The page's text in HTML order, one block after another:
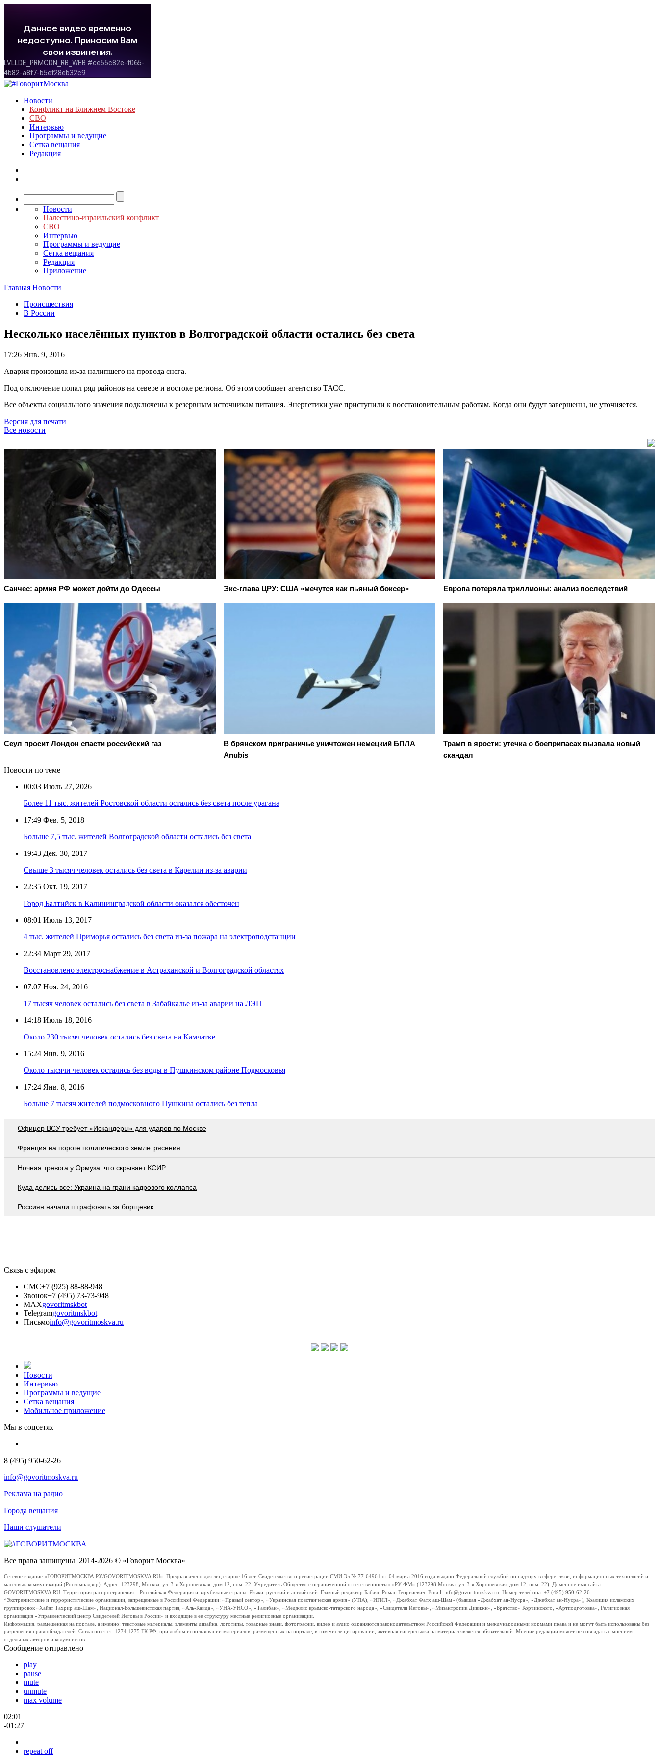
Новости
Конфликт на Ближнем Востоке
СВО
Интервью
Программы и ведущие
Сетка вещания
Редакция
Новости
Палестино-израильский конфликт
СВО
Интервью
Программы и ведущие
Сетка вещания
Редакция
Приложение
Главная Новости
Происшествия
В России
Несколько населённых пунктов в Волгоградской области остались без света
17:26 Янв. 9, 2016
Авария произошла из-за налипшего на провода снега.
Под отключение попал ряд районов на севере и востоке региона. Об этом сообщает агентство ТАСС.
Все объекты социального значения подключены к резервным источникам питания. Энергетики уже приступили к восстановительным работам. Когда они будут завершены, не уточняется.
Версия для печати
Все новости
Санчес: армия РФ может дойти до Одессы Экс-глава ЦРУ: США «мечутся как пьяный боксер» Европа потеряла триллионы: анализ последствий
Сеул просит Лондон спасти российский газ
В брянском приграничье уничтожен немецкий БПЛА
Anubis
Трамп в ярости: утечка о боеприпасах вызвала новый
скандал
Новости по теме
00:03 Июль 27, 2026
Более 11 тыс. жителей Ростовской области остались без света после урагана
17:49 Фев. 5, 2018
Больше 7,5 тыс. жителей Волгоградской области остались без света
19:43 Дек. 30, 2017
Свыше 3 тысяч человек остались без света в Карелии из-за аварии
22:35 Окт. 19, 2017
Город Балтийск в Калининградской области оказался обесточен
08:01 Июль 13, 2017
4 тыс. жителей Приморья остались без света из-за пожара на электроподстанции
22:34 Март 29, 2017
Восстановлено электроснабжение в Астраханской и Волгоградской областях
07:07 Ноя. 24, 2016
17 тысяч человек остались без света в Забайкалье из-за аварии на ЛЭП
14:18 Июль 18, 2016
Около 230 тысяч человек остались без света на Камчатке
15:24 Янв. 9, 2016
Около тысячи человек остались без воды в Пушкинском районе Подмосковья
17:24 Янв. 8, 2016
Больше 7 тысяч жителей подмосковного Пушкина остались без тепла
Офицер ВСУ требует «Искандеры» для ударов по Москве
Франция на пороге политического землетрясения
Ночная тревога у Ормуза: что скрывает КСИР
Куда делись все: Украина на грани кадрового коллапса
Россиян начали штрафовать за борщевик
Связь с эфиром
СМС+7 (925) 88-88-948
Звонок+7 (495) 73-73-948
MAXgovoritmskbot
Telegramgovoritmskbot
Письмоinfo@govoritmoskva.ru
Новости
Интервью
Программы и ведущие
Сетка вещания
Мобильное приложение
Мы в соцсетях
8 (495) 950-62-26
info@govoritmoskva.ru
Реклама на радио
Города вещания
Наши слушатели
Все права защищены. 2014-2026 © «Говорит Москва»
Сетевое издание «ГОВОРИТМОСКВА.РУ/GOVORITMOSKVA.RU». Предназначено для лиц старше 16 лет. Свидетельство о регистрации СМИ Эл № 77-64961 от 04 марта 2016 года выдано Федеральной службой по надзору в сфере связи, информационных технологий и
массовых коммуникаций (Роскомнадзор). Адрес: 123298, Москва, ул. 3-я Хорошевская, дом 12, пом. 22. Учредитель Общество с ограниченной ответственностью «РУ ФМ» (123298 Москва, ул. 3-я Хорошевская, дом 12, пом. 22). Доменное имя сайта
GOVORITMOSKVA.RU. Территория распространения – Российская Федерация и зарубежные страны. Языки: русский и английский. Главный редактор Бабаян Роман Георгиевич. Email: info@govoritmoskva.ru. Номер телефона: +7 (495) 950-62-26
*Экстремистские и террористические организации, запрещенные в Российской Федерации: «Правый сектор», «Украинская повстанческая армия» (УПА), «ИГИЛ», «Джабхат Фатх аш-Шам» (бывшая «Джабхат ан-Нусра», «Джебхат ан-Нусра»), Коалиция исламских
группировок «Хайят Тахрир аш-Шам», Национал-Большевистская партия, «Аль-Каида», «УНА-УНСО», «Талибан», «Меджлис крымско-татарского народа», «Свидетели Иеговы», «Мизантропик Дивижн», «Братство» Корчинского, «Артподготовка», Религиозная
организация «Управленческий центр Свидетелей Иеговы в России» и входящие в ее структуру местные религиозные организации.
Информация, размещенная на портале, а именно: текстовые материалы, элементы дизайна, логотипы, товарные знаки, фотографии, видео и аудио охраняются законодательством Российской Федерации и международными нормами права и не могут быть использованы без
разрешения правообладателей. Согласно ст.ст. 1274,1275 ГК РФ, при любом использовании материалов, размещенных на портале, в том числе цитировании, активная гиперссылка на материал является обязательной. Мнение редакции может не совпадать с мнением
отдельных авторов и колумнистов.
Сообщение отправлено
play
pause
mute
unmute
max volume
02:01
-01:27
repeat off